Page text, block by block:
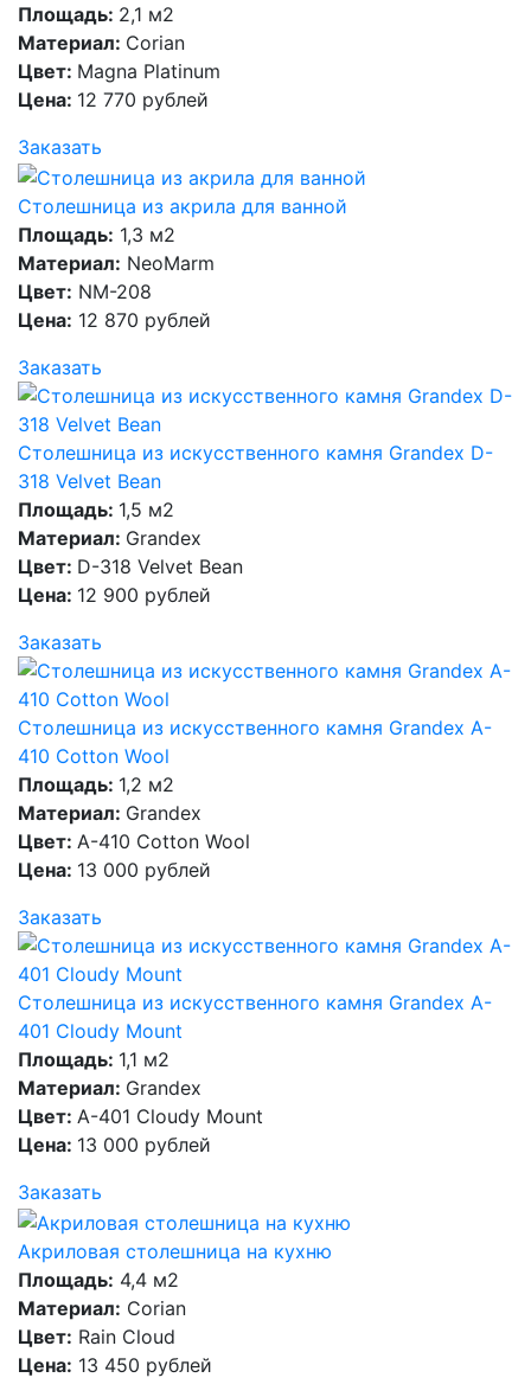
Площадь: 2,1 м2
Материал: Corian
Цвет: Magna Platinum
Цена: 12 770 рублей
Заказать
Столешница из акрила для ванной
Площадь: 1,3 м2
Материал: NeoMarm
Цвет: NM-208
Цена: 12 870 рублей
Заказать
Столешница из искусственного камня Grandex D-
318 Velvet Bean
Площадь: 1,5 м2
Материал: Grandex
Цвет: D-318 Velvet Bean
Цена: 12 900 рублей
Заказать
Столешница из искусственного камня Grandex A-
410 Cotton Wool
Площадь: 1,2 м2
Материал: Grandex
Цвет: A-410 Cotton Wool
Цена: 13 000 рублей
Заказать
Столешница из искусственного камня Grandex A-
401 Cloudy Mount
Площадь: 1,1 м2
Материал: Grandex
Цвет: A-401 Cloudy Mount
Цена: 13 000 рублей
Заказать
Акриловая столешница на кухню
Площадь: 4,4 м2
Материал: Corian
Цвет: Rain Cloud
Цена: 13 450 рублей